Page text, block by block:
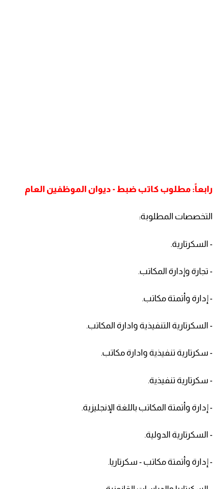
رابعاً: مطلوب كاتب ضبط - ديوان الموظفين العام
التخصصات المطلوبة:
- السكرتارية.
- تجارة وإدارة المكاتب.
- إدارة وأتمتة مكاتب.
- السكرتارية التنفيذية وادارة المكاتب.
- سكرتارية تنفيذية وادارة مكاتب.
- سكرتارية تنفيذية.
- إدارة وأتمتة المكاتب باللغة الإنجليزية.
- السكرتارية الدولية.
- إدارة وأتمتة مكاتب - سكرتاريا.